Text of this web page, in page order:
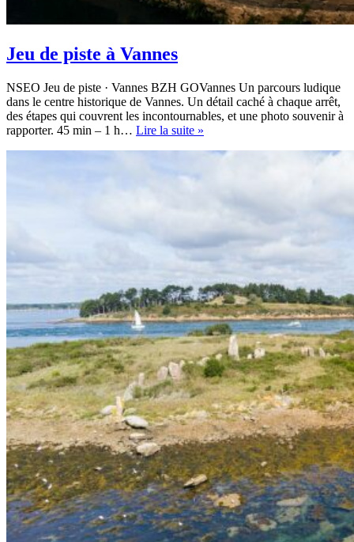
Jeu de piste à Vannes
NSEO Jeu de piste · Vannes BZH GOVannes Un parcours ludique
dans le centre historique de Vannes. Un détail caché à chaque arrêt,
des étapes qui couvrent les incontournables, et une photo souvenir à
rapporter. 45 min – 1 h… Lire la suite »
piste